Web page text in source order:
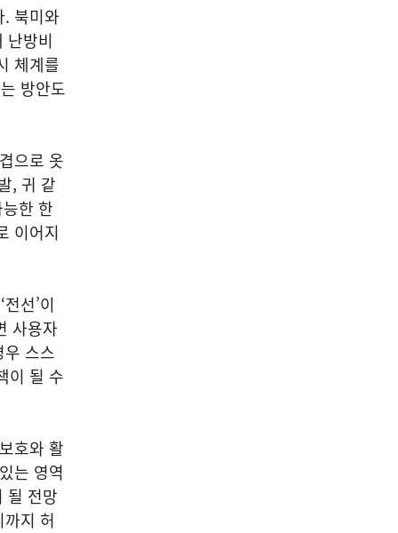
북미와
난방비
체계를
방안도
으로 옷
, 귀 같
한 한
이어지
선’이
사용자
스스
이 될 수
호와 활
는 영역
될 전망
지 허